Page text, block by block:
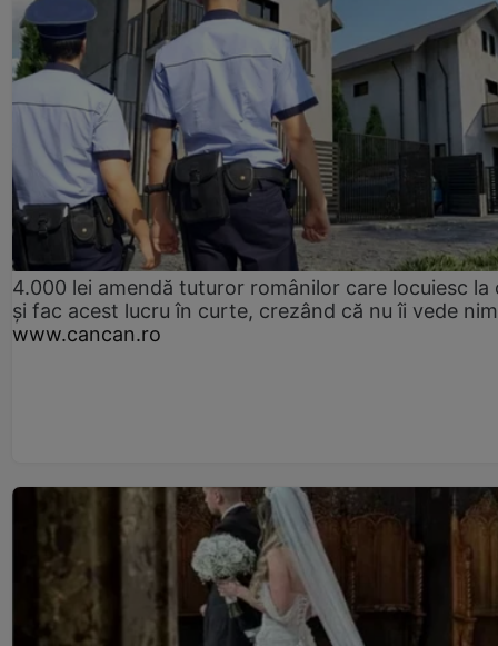
4.000 lei amendă tuturor românilor care locuiesc la
și fac acest lucru în curte, crezând că nu îi vede
www.cancan.ro